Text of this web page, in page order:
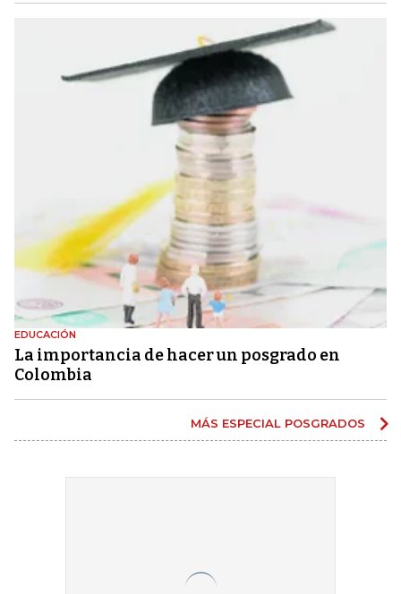
EDUCACIÓN
La importancia de hacer un posgrado en
Colombia
MÁS ESPECIAL POSGRADOS